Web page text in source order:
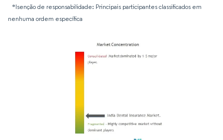
*Isenção de responsabilidade: Principais participantes classificados em
nenhuma ordem específica